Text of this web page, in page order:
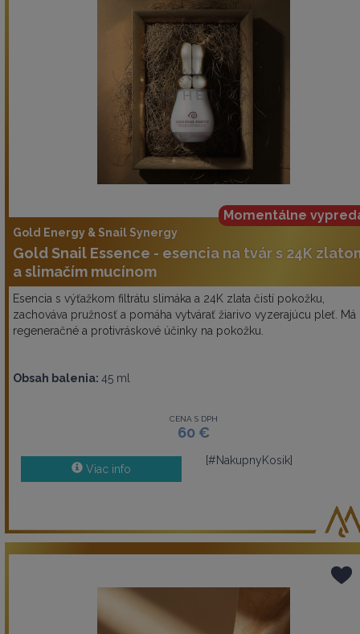
Momentálne
Gold Energy & Snail Synergy
Gold Snail Essence - esencia na tvár s 24K
a slimačím mucínom
Esencia s výťažkom filtrátu slimáka a 24K zlata čistí pokožku,
zachováva pružnosť a pomáha vytvárať žiarivo vyzerajúcu pleť. Má
regeneračné a protivráskové účinky na pokožku.
Obsah balenia: 45 ml
CENA S DPH
60 €
Viac info
[#NakupnyKosik]